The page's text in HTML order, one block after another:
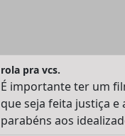
rola pra vcs.
É importante ter um
que seja feita justiça
parabéns aos